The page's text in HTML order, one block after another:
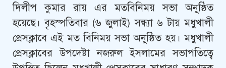
দিলীপ কুমার রায় এর মতবিনিময় সভা অনুষ্ঠিত
হয়েছে। বৃহস্পতিবার (৬ জুলাই) সন্ধ্যা ৬ টায় মধুখালী
প্রেসক্লাবে এই মত বিনিময় সভা অনুষ্ঠিত হয়। মধুখালী
প্রেসক্লাবের উপদেষ্টা নজরুল ইসলামের সভাপতিত্বে